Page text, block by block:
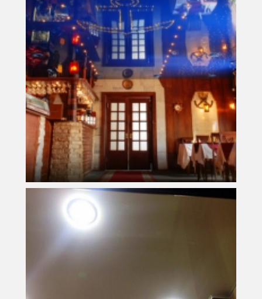
Площадь 38 м2
Стоимость 23 700 руб.